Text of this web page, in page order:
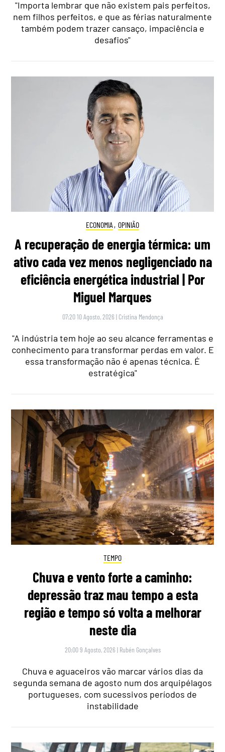
"Importa lembrar que não existem pais perfeitos,
nem filhos perfeitos, e que as férias naturalmente
também podem trazer cansaço, impaciência e
desafios"
ECONOMIA , OPINIÃO
A recuperação de energia térmica: um
ativo cada vez menos negligenciado na
eficiência energética industrial | Por
Miguel Marques
07:20 10 Agosto, 2026 | Cristina Mendonça
"A indústria tem hoje ao seu alcance ferramentas e
conhecimento para transformar perdas em valor. E
essa transformação não é apenas técnica. É
estratégica"
TEMPO
Chuva e vento forte a caminho:
depressão traz mau tempo a esta
região e tempo só volta a melhorar
neste dia
20:00 9 Agosto, 2026 | Rubén Gonçalves
Chuva e aguaceiros vão marcar vários dias da
segunda semana de agosto num dos arquipélagos
portugueses, com sucessivos períodos de
instabilidade